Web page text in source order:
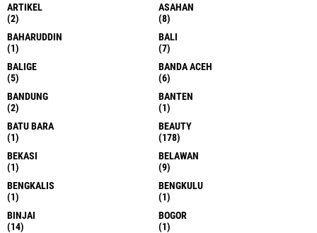
ARTIKEL
(2)
ASAHAN
(8)
BAHARUDDIN
(1)
BALI
(7)
BALIGE
(5)
BANDA ACEH
(6)
BANDUNG
(2)
BANTEN
(1)
BATU BARA
(1)
BEAUTY
(178)
BEKASI
(1)
BELAWAN
(9)
BENGKALIS
(1)
BENGKULU
(1)
BINJAI
(14)
BOGOR
(1)